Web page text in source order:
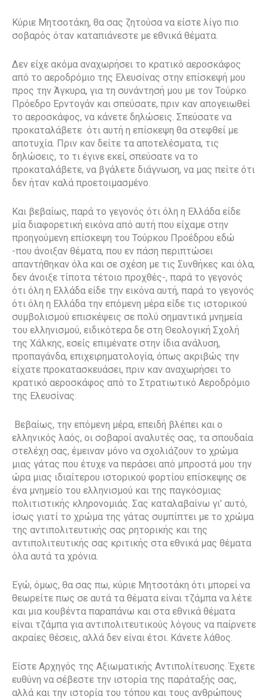
Κύριε Μητσοτάκη, θα σας ζητούσα να είστε λίγο πιο
σοβαρός όταν καταπιάνεστε με εθνικά θέματα.
Δεν είχε ακόμα αναχωρήσει το κρατικό αεροσκάφος
από το αεροδρόμιο της Ελευσίνας στην επίσκεψή μου
προς την Άγκυρα, για τη συνάντησή μου με τον Τούρκο
Πρόεδρο Ερντογάν και σπεύσατε, πριν καν απογειωθεί
το αεροσκάφος, να κάνετε δηλώσεις. Σπεύσατε να
προκαταλάβετε ότι αυτή η επίσκεψη θα στεφθεί με
αποτυχία. Πριν καν δείτε τα αποτελέσματα, τις
δηλώσεις, το τι έγινε εκεί, σπεύσατε να το
προκαταλάβετε, να βγάλετε διάγνωση, να μας πείτε ότι
δεν ήταν καλά προετοιμασμένο.
Και βεβαίως, παρά το γεγονός ότι όλη η Ελλάδα είδε
μία διαφορετική εικόνα από αυτή που είχαμε στην
προηγούμενη επίσκεψη του Τούρκου Προέδρου εδώ
-που άνοιξαν θέματα, που εν πάση περιπτώσει
απαντήθηκαν όλα και σε σχέση με τις Συνθήκες και όλα,
δεν άνοιξε τίποτα τέτοιο προχθές-, παρά το γεγονός
ότι όλη η Ελλάδα είδε την εικόνα αυτή, παρά το γεγονός
ότι όλη η Ελλάδα την επόμενη μέρα είδε τις ιστορικού
συμβολισμού επισκέψεις σε πολύ σημαντικά μνημεία
του ελληνισμού, ειδικότερα δε στη Θεολογική Σχολή
της Χάλκης, εσείς επιμένατε στην ίδια ανάλυση,
προπαγάνδα, επιχειρηματολογία, όπως ακριβώς την
είχατε προκατασκευάσει, πριν καν αναχωρήσει το
κρατικό αεροσκάφος από το Στρατιωτικό Αεροδρόμιο
της Ελευσίνας.
Βεβαίως, την επόμενη μέρα, επειδή βλέπει και ο
ελληνικός λαός, οι σοβαροί αναλυτές σας, τα σπουδαία
στελέχη σας, έμειναν μόνο να σχολιάζουν το χρώμα
μιας γάτας που έτυχε να περάσει από μπροστά μου την
ώρα μιας ιδιαίτερου ιστορικού φορτίου επίσκεψης σε
ένα μνημείο του ελληνισμού και της παγκόσμιας
πολιτιστικής κληρονομιάς. Σας καταλαβαίνω γι’ αυτό,
ίσως γιατί το χρώμα της γάτας συμπίπτει με το χρώμα
της αντιπολιτευτικής σας ρητορικής και της
αντιπολιτευτικής σας κριτικής στα εθνικά μας θέματα
όλα αυτά τα χρόνια.
Εγώ, όμως, θα σας πω, κύριε Μητσοτάκη ότι μπορεί να
θεωρείτε πως σε αυτά τα θέματα είναι τζάμπα να λέτε
και μια κουβέντα παραπάνω και στα εθνικά θέματα
είναι τζάμπα για αντιπολιτευτικούς λόγους να παίρνετε
ακραίες θέσεις, αλλά δεν είναι έτσι. Κάνετε λάθος.
Είστε Αρχηγός της Αξιωματικής Αντιπολίτευσης. Έχετε
ευθύνη να σέβεστε την ιστορία της παράταξής σας,
αλλά και την ιστορία του τόπου και τους ανθρώπους